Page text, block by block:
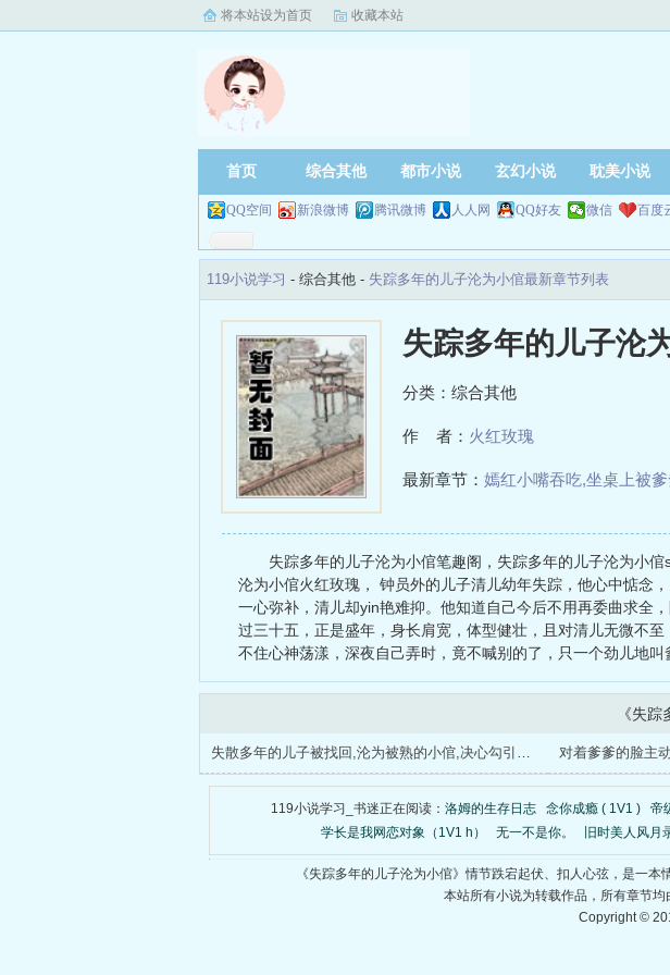
将本站设为首页 收藏本站
首页 综合其他 都市小说 玄幻小说 耽美小说
QQ空间 新浪微博 腾讯微博 人人网 QQ好友 微信 百度
119小说学习 - 综合其他 - 失踪多年的儿子沦为小倌最新章节列表
失踪多年的儿子沦
分类：综合其他
作 者： 火红玫瑰
最新章节： 嫣红小嘴吞吃,坐桌上被
失踪多年的儿子沦为小倌笔趣阁，失踪多年的儿子沦为小
沦为小倌火红玫瑰， 钟员外的儿子清儿幼年失踪，他心中惦念
一心弥补，清儿却yin艳难抑。他知道自己今后不用再委曲求全
过三十五，正是盛年，身长肩宽，体型健壮，且对清儿无微不
不住心神荡漾，深夜自己弄时，竟不喊别的了，只一个劲儿地
《失
失散多年的儿子被找回,沦为被熟的小倌,决心勾引爹爹 对着爹爹的脸主
119小说学习_书迷正在阅读： 洛姆的生存日志 念你成瘾 ( 1V1 ) 帝
学长是我网恋对象（1V1 h）
无一不是你。 旧时美人风月
《失踪多年的儿子沦为小倌》情节跌宕起伏、扣人心弦，是一
本站所有小说为转载作品，所有章节
Copyright ©